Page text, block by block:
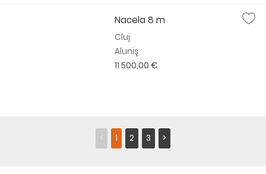
Nacela 8 m
Cluj
Aluniş
11 500,00 €
< 1 2 3 >